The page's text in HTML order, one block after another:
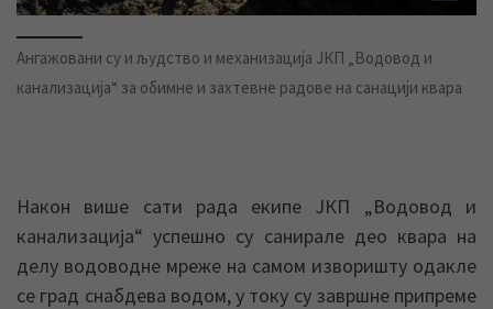
Ангажовани су и људство и механизација ЈКП „Водовод и
канализација“ за обимне и захтевне радове на санацији квара
Након више сати рада екипе ЈКП „Водовод и
канализација“ успешно су санирале део квара на
делу водоводне мреже на самом изворишту одакле
се град снабдева водом, у току су завршне припреме